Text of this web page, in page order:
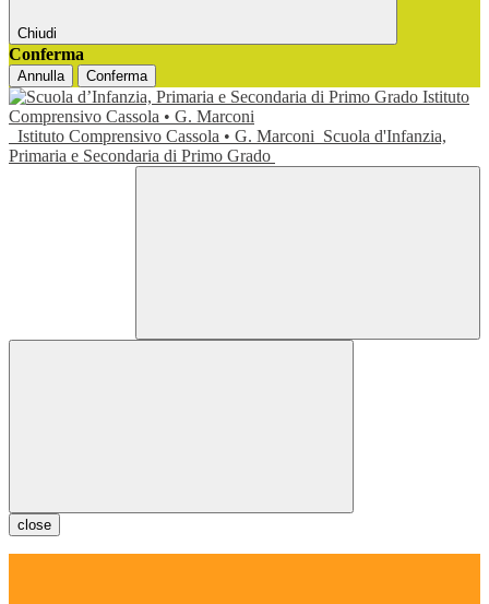
Chiudi
Conferma
Annulla Conferma
Istituto Comprensivo Cassola • G. Marconi Scuola d'Infanzia,
Primaria e Secondaria di Primo Grado
close